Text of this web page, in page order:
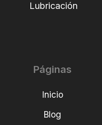
Lubricación
Páginas
Inicio
Blog